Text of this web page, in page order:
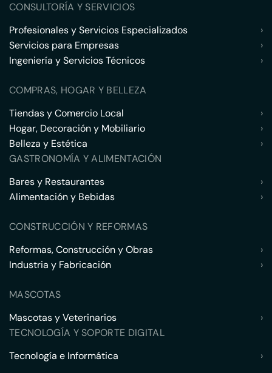
CONSULTORÍA Y SERVICIOS
Profesionales y Servicios Especializados
›
Servicios para Empresas
›
Ingeniería y Servicios Técnicos
›
COMPRAS, HOGAR Y BELLEZA
Tiendas y Comercio Local
›
Hogar, Decoración y Mobiliario
›
Belleza y Estética
›
GASTRONOMÍA Y ALIMENTACIÓN
Bares y Restaurantes
›
Alimentación y Bebidas
›
CONSTRUCCIÓN Y REFORMAS
Reformas, Construcción y Obras
›
Industria y Fabricación
›
MASCOTAS
Mascotas y Veterinarios
›
TECNOLOGÍA Y SOPORTE DIGITAL
Tecnología e Informática
›